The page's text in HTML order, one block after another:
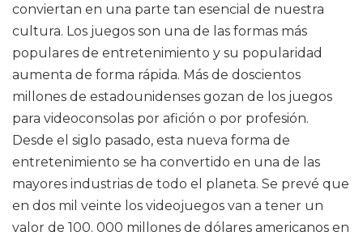
conviertan en una parte tan esencial de nuestra
cultura. Los juegos son una de las formas más
populares de entretenimiento y su popularidad
aumenta de forma rápida. Más de doscientos
millones de estadounidenses gozan de los juegos
para videoconsolas por afición o por profesión.
Desde el siglo pasado, esta nueva forma de
entretenimiento se ha convertido en una de las
mayores industrias de todo el planeta. Se prevé que
en dos mil veinte los videojuegos van a tener un
valor de 100. 000 millones de dólares americanos en